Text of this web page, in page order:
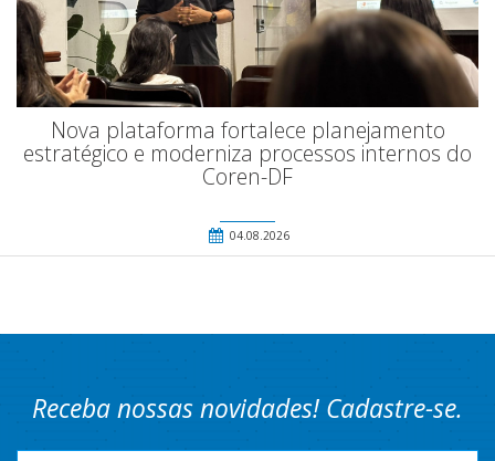
Nova plataforma fortalece planejamento
estratégico e moderniza processos internos do
Coren-DF
04.08.2026
Receba nossas novidades! Cadastre-se.